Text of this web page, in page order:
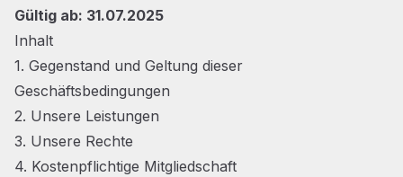
Gültig ab: 31.07.2025
Inhalt
1. Gegenstand und Geltung dieser
Geschäftsbedingungen
2. Unsere Leistungen
3. Unsere Rechte
4. Kostenpflichtige Mitgliedschaft